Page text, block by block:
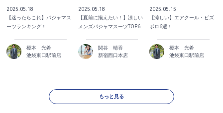
2025.05.18
【迷ったらこれ】パジャマス
ーツランキング！
榎本 光希
池袋東口駅前店
2025.05.18
【夏前に揃えたい！】涼しい
メンズパジャマスーツTOP6
関谷 晴香
新宿西口本店
2025.05.15
【涼しい】エアクール・ビズ
ポロ6選！
榎本 光希
池袋東口駅前店
もっと見る